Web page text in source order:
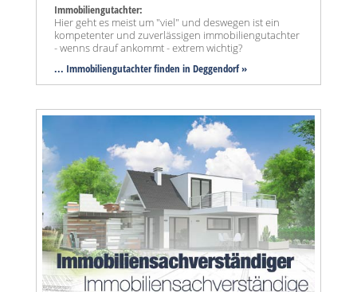
Immobiliengutachter:
Hier geht es meist um "viel" und deswegen ist ein
kompetenter und zuverlässigen immobiliengutachter
- wenns drauf ankommt - extrem wichtig?
... Immobiliengutachter finden in Deggendorf »